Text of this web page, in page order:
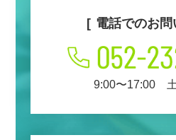
電話でのお
9:00〜17:00